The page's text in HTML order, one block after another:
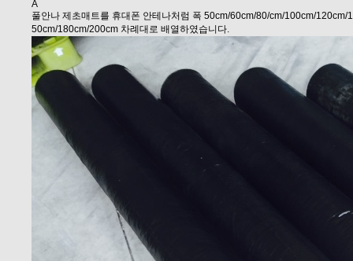
A
풀안나 제초매트를 휴대폰 안테나처럼 폭 50cm/60cm/80/cm/100cm/120cm/1
50cm/180cm/200cm 차례대로 배열하였습니다.